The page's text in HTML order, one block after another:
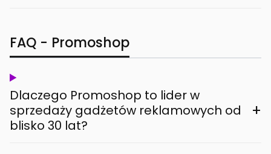
FAQ - Promoshop
Dlaczego Promoshop to lider w
sprzedaży gadżetów reklamowych od
blisko 30 lat?
+